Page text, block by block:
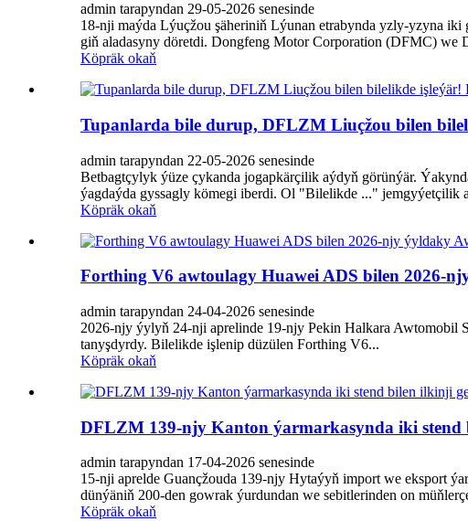
admin tarapyndan 29-05-2026 senesinde
18-nji maýda Lýuçžou şäheriniň Lýunan etrabynda yzly-yzyna
giň aladasyny döretdi. Dongfeng Motor Corporation (DFMC)
Köpräk okaň
Tupanlarda bile durup, DFLZM Liuçžou bilen
admin tarapyndan 22-05-2026 senesinde
Betbagtçylyk ýüze çykanda jogapkärçilik aýdyň görünýär.
ýagdaýda gyssagly kömegi iberdi. Ol "Bilelikde ..." jemgyýetçilik
Köpräk okaň
Forthing V6 awtoulagy Huawei ADS bilen 2026-
admin tarapyndan 24-04-2026 senesinde
2026-njy ýylyň 24-nji aprelinde 19-njy Pekin Halkara Awtomobil
tanyşdyrdy. Bilelikde işlenip düzülen Forthing V6...
Köpräk okaň
DFLZM 139-njy Kanton ýarmarkasynda iki
admin tarapyndan 17-04-2026 senesinde
15-nji aprelde Guançžouda 139-njy Hytaýyň import we eksport
dünýäniň 200-den gowrak ýurdundan we sebitlerinden on
Köpräk okaň